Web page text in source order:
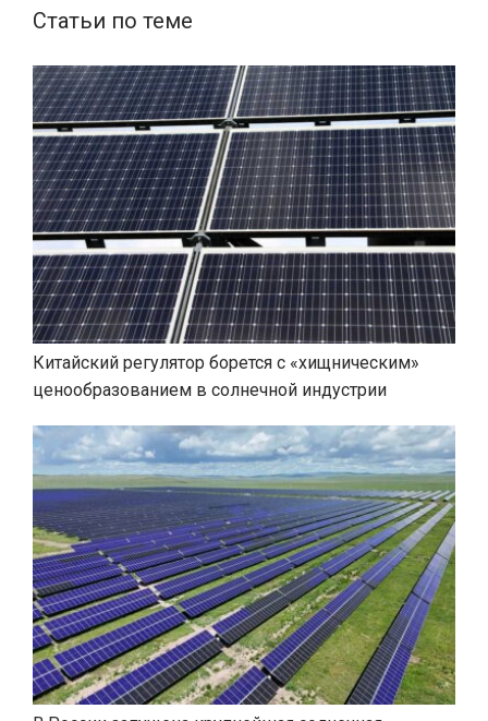
Статьи по теме
Китайский регулятор борется с «хищническим»
ценообразованием в солнечной индустрии